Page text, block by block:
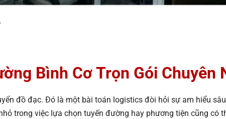
Bình Cơ Trọn Gói Chuyên
đồ đạc. Đó là một bài toán logistics đòi hỏi sự am hiểu
trong việc lựa chọn tuyến đường hay phương tiện cũng có